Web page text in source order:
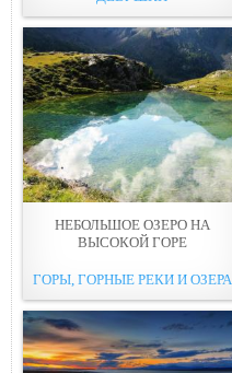
НЕБОЛЬШОЕ ОЗЕРО НА
ВЫСОКОЙ ГОРE
ГОРЫ, ГОРНЫЕ РЕКИ И ОЗЕРА